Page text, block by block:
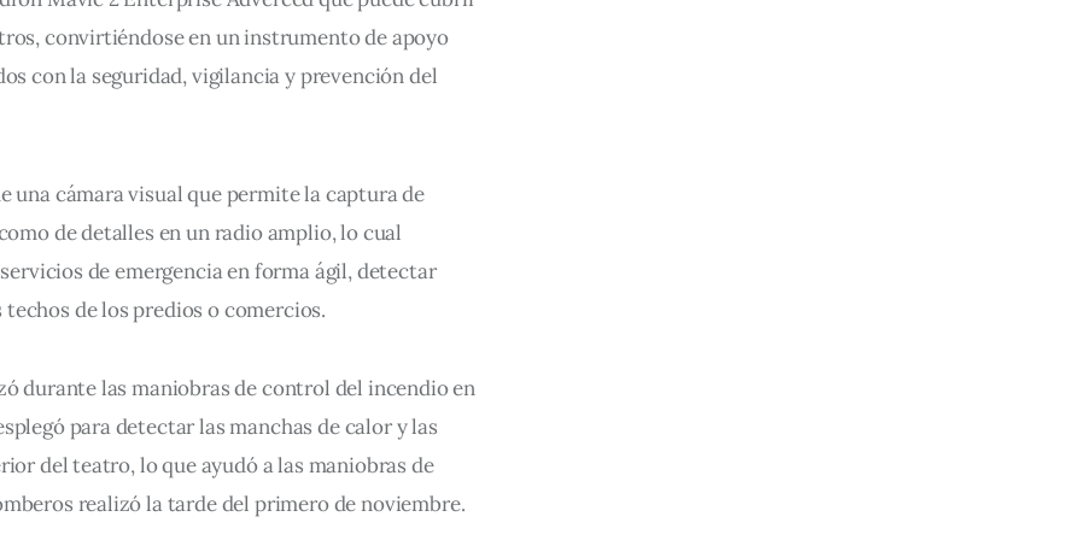
convirtiéndose en un instrumento de apoyo
con la seguridad, vigilancia y prevención del
una cámara visual que permite la captura de
de detalles en un radio amplio, lo cual
de emergencia en forma ágil, detectar
de los predios o comercios.
durante las maniobras de control del incendio en
para detectar las manchas de calor y las
del teatro, lo que ayudó a las maniobras de
realizó la tarde del primero de noviembre.